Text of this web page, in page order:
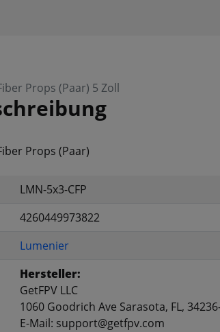
Props (Paar) 5 Zoll
Props (Paar)
LMN-5x3-CFP
4260449973822
Lumenier
Hersteller:
GetFPV LLC
1060 Goodrich Ave Sarasota, FL,
E-Mail: support@getfpv.com